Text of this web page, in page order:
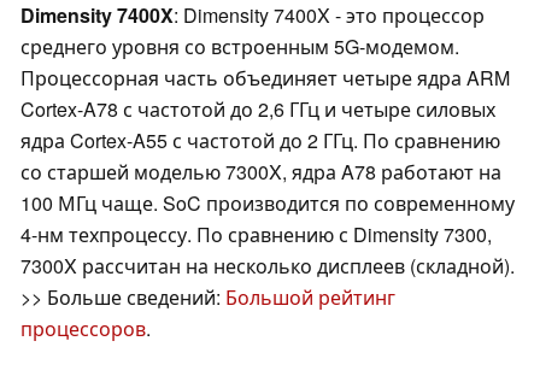
Dimensity 7400X: Dimensity 7400X - это процессор
среднего уровня со встроенным 5G-модемом.
Процессорная часть объединяет четыре ядра ARM
Cortex-A78 с частотой до 2,6 ГГц и четыре силовых
ядра Cortex-A55 с частотой до 2 ГГц. По сравнению
со старшей моделью 7300X, ядра A78 работают на
100 МГц чаще. SoC производится по современному
4-нм техпроцессу. По сравнению с Dimensity 7300,
7300X рассчитан на несколько дисплеев (складной).
>> Больше сведений: Большой рейтинг
процессоров.